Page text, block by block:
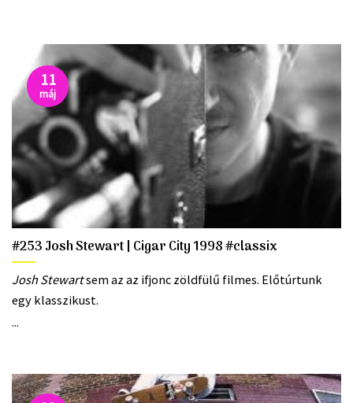
#253 Josh Stewart | Cigar City 1998 #classix
Josh Stewartsem az az ifjonc zöldfülű filmes. Előtúrtunk
egy klasszikust.
...
11
máj